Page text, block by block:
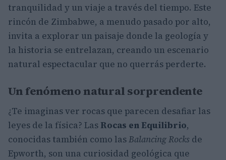
tranquilidad y un viaje a través del tiempo. Este
rincón de Zimbabwe, a menudo pasado por alto,
invita a explorar un paisaje donde la geología y
la historia se entrelazan, creando un escenario
natural espectacular que no querrás perderte.
Un fenómeno natural sorprendente
¿Te imaginas ver rocas que parecen desafiar las
leyes de la física? Las Rocas en Equilibrio,
conocidas también como lasBalancing Rocks de
Epworth, son una curiosidad geológica que